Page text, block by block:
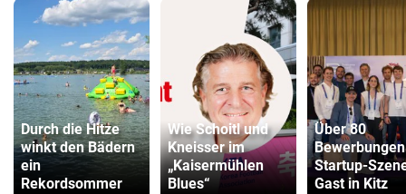
Durch die Hitze
winkt den Bädern
ein
Rekordsommer
Wie Schoitl und
Kneisser im
„Kaisermühlen
Blues“
Über 80
Startup-
Gast in Kitz